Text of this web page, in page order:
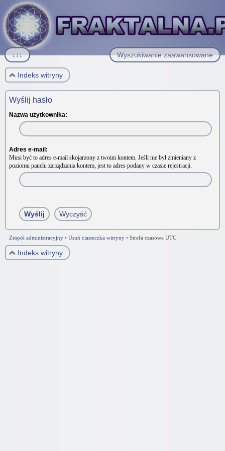
Wyszukiwanie zaawansowane
↓↓↓
Indeks witryny
Wyślij hasło
Nazwa użytkownika:
Adres e-mail:
Musi być to adres e-mail skojarzony z twoim kontem. Jeśli nie był zmieniany z
poziomu panelu zarządzania kontem, jest to adres podany w czasie rejestracji.
Zespół administracyjny • Usuń ciasteczka witryny • Strefa czasowa UTC
Indeks witryny